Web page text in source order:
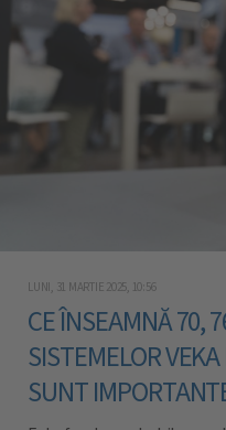
LUNI, 31 MARTIE 2025, 10:56
CE ÎNSEAMNĂ 70,
SISTEMELOR
SUNT